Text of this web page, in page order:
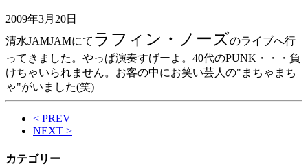
2009年3月20日
清水JAMJAMにて ラフィン・ノーズのライブへ行
ってきました。やっぱ演奏すげーよ。40代のPUNK・・・負
けちゃいられません。お客の中にお笑い芸人の"まちゃまち
ゃ"がいました(笑)
< PREV
NEXT >
カテゴリー